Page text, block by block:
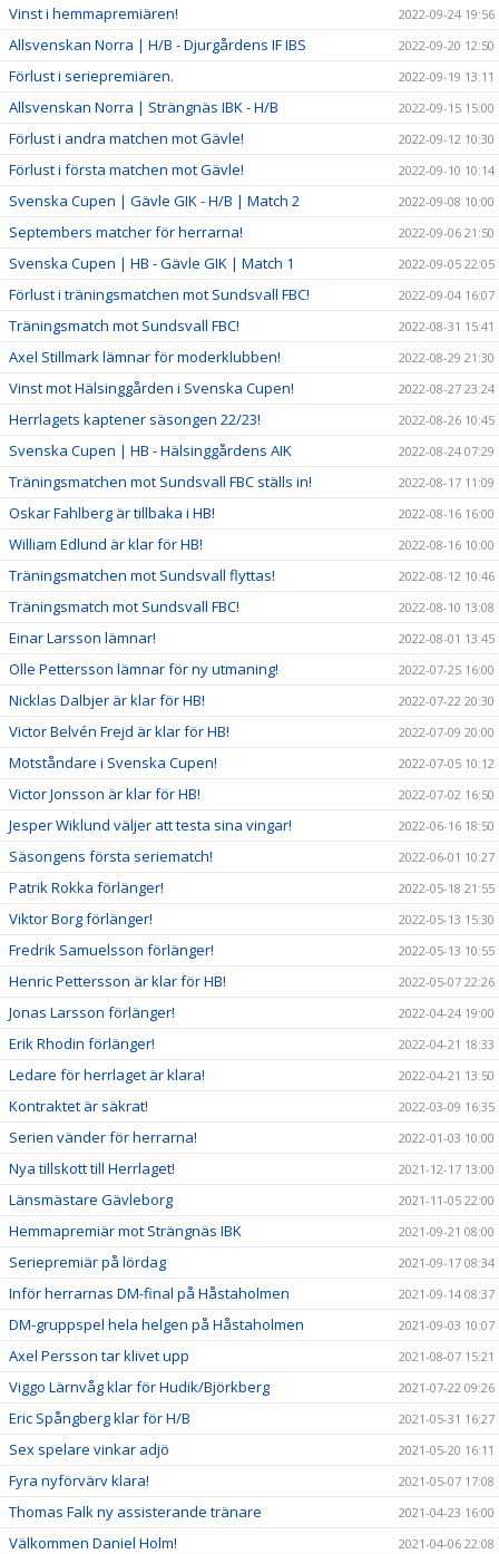
Vinst i hemmapremiären! 2022-09-24 19:56
Allsvenskan Norra | H/B - Djurgårdens IF IBS 2022-09-20 12:50
Förlust i seriepremiären. 2022-09-19 13:11
Allsvenskan Norra | Strängnäs IBK - H/B 2022-09-15 15:00
Förlust i andra matchen mot Gävle! 2022-09-12 10:30
Förlust i första matchen mot Gävle! 2022-09-10 10:14
Svenska Cupen | Gävle GIK - H/B | Match 2 2022-09-08 10:00
Septembers matcher för herrarna! 2022-09-06 21:50
Svenska Cupen | HB - Gävle GIK | Match 1 2022-09-05 22:05
Förlust i träningsmatchen mot Sundsvall FBC! 2022-09-04 16:07
Träningsmatch mot Sundsvall FBC! 2022-08-31 15:41
Axel Stillmark lämnar för moderklubben! 2022-08-29 21:30
Vinst mot Hälsinggården i Svenska Cupen! 2022-08-27 23:24
Herrlagets kaptener säsongen 22/23! 2022-08-26 10:45
Svenska Cupen | HB - Hälsinggårdens AIK 2022-08-24 07:29
Träningsmatchen mot Sundsvall FBC ställs in! 2022-08-17 11:09
Oskar Fahlberg är tillbaka i HB! 2022-08-16 16:00
William Edlund är klar för HB! 2022-08-16 10:00
Träningsmatchen mot Sundsvall flyttas! 2022-08-12 10:46
Träningsmatch mot Sundsvall FBC! 2022-08-10 13:08
Einar Larsson lämnar! 2022-08-01 13:45
Olle Pettersson lämnar för ny utmaning! 2022-07-25 16:00
Nicklas Dalbjer är klar för HB! 2022-07-22 20:30
Victor Belvén Frejd är klar för HB! 2022-07-09 20:00
Motståndare i Svenska Cupen! 2022-07-05 10:12
Victor Jonsson är klar för HB! 2022-07-02 16:50
Jesper Wiklund väljer att testa sina vingar! 2022-06-16 18:50
Säsongens första seriematch! 2022-06-01 10:27
Patrik Rokka förlänger! 2022-05-18 21:55
Viktor Borg förlänger! 2022-05-13 15:30
Fredrik Samuelsson förlänger! 2022-05-13 10:55
Henric Pettersson är klar för HB! 2022-05-07 22:26
Jonas Larsson förlänger! 2022-04-24 19:00
Erik Rhodin förlänger! 2022-04-21 18:33
Ledare för herrlaget är klara! 2022-04-21 13:50
Kontraktet är säkrat! 2022-03-09 16:35
Serien vänder för herrarna! 2022-01-03 10:00
Nya tillskott till Herrlaget! 2021-12-17 13:00
Länsmästare Gävleborg 2021-11-05 22:00
Hemmapremiär mot Strängnäs IBK 2021-09-21 08:00
Seriepremiär på lördag 2021-09-17 08:34
Inför herrarnas DM-final på Håstaholmen 2021-09-14 08:37
DM-gruppspel hela helgen på Håstaholmen 2021-09-03 10:07
Axel Persson tar klivet upp 2021-08-07 15:21
Viggo Lärnvåg klar för Hudik/Björkberg 2021-07-22 09:26
Eric Spångberg klar för H/B 2021-05-31 16:27
Sex spelare vinkar adjö 2021-05-20 16:11
Fyra nyförvärv klara! 2021-05-07 17:08
Thomas Falk ny assisterande tränare 2021-04-23 16:00
Välkommen Daniel Holm! 2021-04-06 22:08